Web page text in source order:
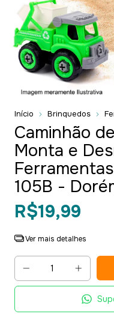
Início Brinquedos
Caminhão
Monta e
105B -
R$19,99
Ver mais detalhes